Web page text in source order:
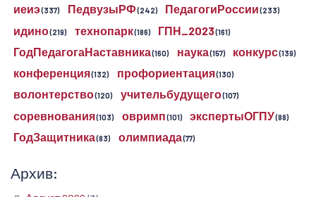
иеиэ(337) ПедвузыРФ(242) ПедагогиРоссии(233)
идино(219) технопарк(186) ГПН_2023(161)
ГодПедагогаНаставника(160) наука(157) конкурс(139)
конференция(132) профориентация(130)
волонтерство(120) учительбудущего(107)
соревнования(103) овримп(101) экспертыОГПУ(88)
ГодЗащитника(83) олимпиада(77)
Архив: